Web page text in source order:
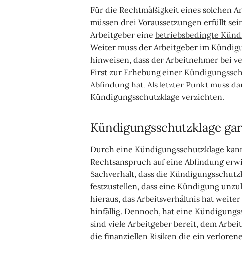
Für die Rechtmäßigkeit eines solchen
müssen drei Voraussetzungen erfüllt
Arbeitgeber eine betriebsbedingte
Weiter muss der Arbeitgeber im
hinweisen, dass der Arbeitnehmer bei
First zur Erhebung einer
Abfindung hat. Als letzter Punkt muss
Kündigungsschutzklage verzichten.
Kündigungsschutzklage
Durch eine Kündigungsschutzklage
Rechtsanspruch auf eine Abfindung
Sachverhalt, dass die
festzustellen, dass eine Kündigung
hieraus, das Arbeitsverhältnis hat
hinfällig. Dennoch, hat eine
sind viele Arbeitgeber bereit, dem
die finanziellen Risiken die ein